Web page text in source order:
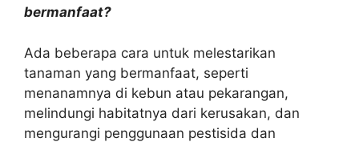
bermanfaat?
Ada beberapa cara untuk melestarikan
tanaman yang bermanfaat, seperti
menanamnya di kebun atau pekarangan,
melindungi habitatnya dari kerusakan, dan
mengurangi penggunaan pestisida dan